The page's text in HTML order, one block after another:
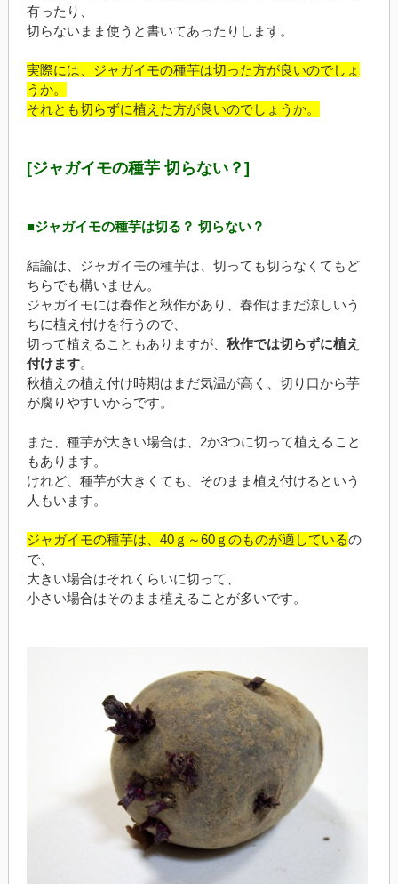
有ったり、
切らないまま使うと書いてあったりします。
実際には、ジャガイモの種芋は切った方が良いのでしょ
うか。
それとも切らずに植えた方が良いのでしょうか。
[ジャガイモの種芋 切らない？]
■ジャガイモの種芋は切る？ 切らない？
結論は、ジャガイモの種芋は、切っても切らなくてもど
ちらでも構いません。
ジャガイモには春作と秋作があり、春作はまだ涼しいう
ちに植え付けを行うので、
切って植えることもありますが、 秋作では切らずに植え
付けます。
秋植えの植え付け時期はまだ気温が高く、切り口から芋
が腐りやすいからです。
また、種芋が大きい場合は、2か3つに切って植えること
もあります。
けれど、種芋が大きくても、そのまま植え付けるという
人もいます。
ジャガイモの種芋は、40ｇ～60ｇのものが適しているの
で、
大きい場合はそれくらいに切って、
小さい場合はそのまま植えることが多いです。